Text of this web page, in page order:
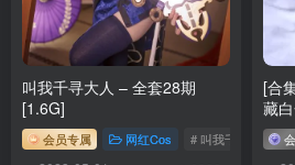
Nyako喵子 NO.039 爱宕婚纱[62P-200MB]
Nyako喵子 NO.038 死或生-穗香[138P-
[8.28更6]
Nyako喵子 NO.037 痴·女子校生2 火车jk
Nyako喵子 NO.036 痴·女子校生2 风纪委
叫我千寻大人 – 全套28期
[1.6G]
会员专属 网红Cos # 叫我千寻大人
[合
藏